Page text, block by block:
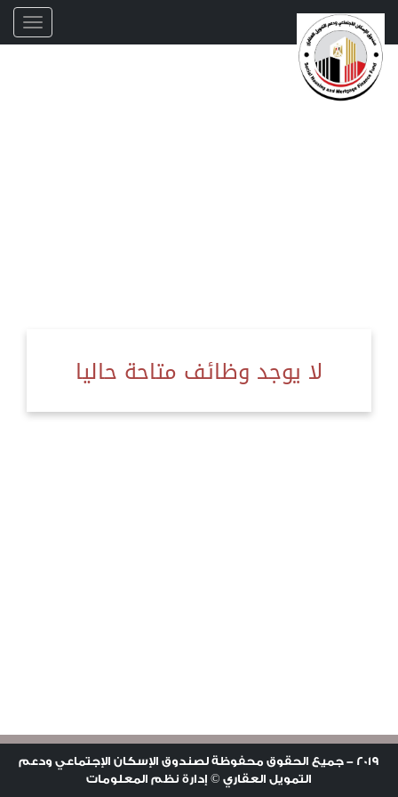
لا يوجد وظائف متاحة حاليا
2019 - جميع الحقوق محفوظة لصندوق الإسكان الإجتماعي ودعم
التمويل العقاري © إدارة نظم المعلومات